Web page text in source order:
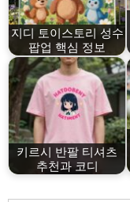
지디 토이스토리 성수
팝업 핵심 정보
키르시 반팔 티셔츠
추천과 코디